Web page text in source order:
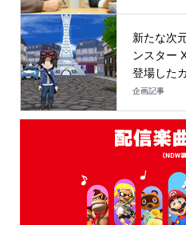
新たな次
ンスター
登場した
企画記事